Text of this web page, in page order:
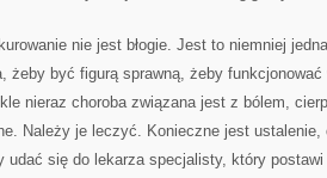
nie jest błogie. Jest to niemniej
żeby być figurą sprawną, żeby
nieraz choroba związana jest z bólem,
Należy je leczyć. Konieczne jest ustalenie,
udać się do lekarza specjalisty, który